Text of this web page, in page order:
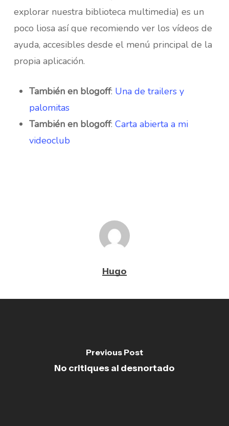
explorar nuestra biblioteca multimedia) es un
poco liosa así que recomiendo ver los vídeos de
ayuda, accesibles desde el menú principal de la
propia aplicación.
También en blogoff: Una de trailers y
palomitas
También en blogoff: Carta abierta a mi
videoclub
Hugo
Previous Post
No critiques al desnortado